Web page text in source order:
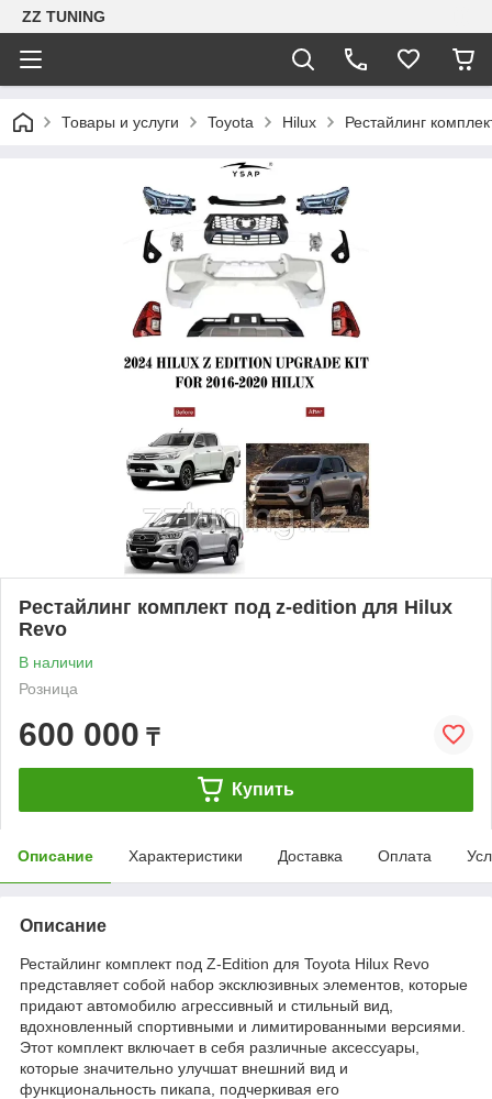
ZZ TUNING
Товары и услуги Toyota Hilux Рестайлинг
Рестайлинг комплект под z-edition для Hilux
Revo
В наличии
Розница
600 000 ₸
Купить
Описание Характеристики Доставка Оплата
Описание
Рестайлинг комплект под Z-Edition для Toyota Hilux Revo
представляет собой набор эксклюзивных элементов, которые
придают автомобилю агрессивный и стильный вид,
вдохновленный спортивными и лимитированными версиями.
Этот комплект включает в себя различные аксессуары,
которые значительно улучшат внешний вид и
функциональность пикапа, подчеркивая его